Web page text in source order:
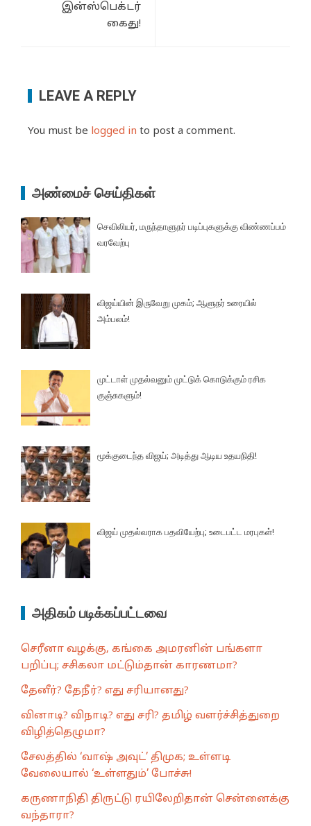
இன்ஸ்பெக்டர்
கைது!
LEAVE A REPLY
You must be logged in to post a comment.
அண்மைச் செய்திகள்
செவிலியர், மருந்தாளுநர் படிப்புகளுக்கு விண்ணப்பம்
வரவேற்பு
விஜய்யின் இருவேறு முகம்; ஆளுநர் உரையில்
அம்பலம்!
முட்டாள் முதல்வனும் முட்டுக் கொடுக்கும் ரசிக
குஞ்சுகளும்!
மூக்குடைந்த விஜய்; அடித்து ஆடிய உதயநிதி!
விஜய் முதல்வராக பதவியேற்பு; உடைபட்ட மரபுகள்!
அதிகம் படிக்கப்பட்டவை
செரீனா வழக்கு, கங்கை அமரனின் பங்களா
பறிப்பு; சசிகலா மட்டும்தான் காரணமா?
தேனீர்? தேநீர்? எது சரியானது?
வினாடி? விநாடி? எது சரி? தமிழ் வளர்ச்சித்துறை
விழித்தெழுமா?
சேலத்தில் ‘வாஷ் அவுட்’ திமுக; உள்ளடி
வேலையால் ‘உள்ளதும்’ போச்சு!
கருணாநிதி திருட்டு ரயிலேறிதான் சென்னைக்கு
வந்தாரா?